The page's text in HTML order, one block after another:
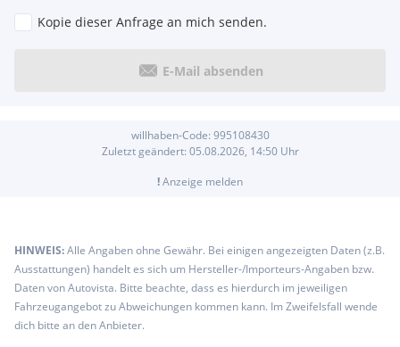
Kopie dieser Anfrage an mich senden.
E-Mail absenden
willhaben-Code: 995108430
Zuletzt geändert: 05.08.2026, 14:50Uhr
!Anzeige melden
HINWEIS:Alle Angaben ohne Gewähr. Bei einigen angezeigten Daten (z.B.
Ausstattungen) handelt es sich um Hersteller-/Importeurs-Angaben bzw.
Daten von Autovista. Bitte beachte, dass es hierdurch im jeweiligen
Fahrzeugangebot zu Abweichungen kommen kann. Im Zweifelsfall wende
dich bitte an den Anbieter.